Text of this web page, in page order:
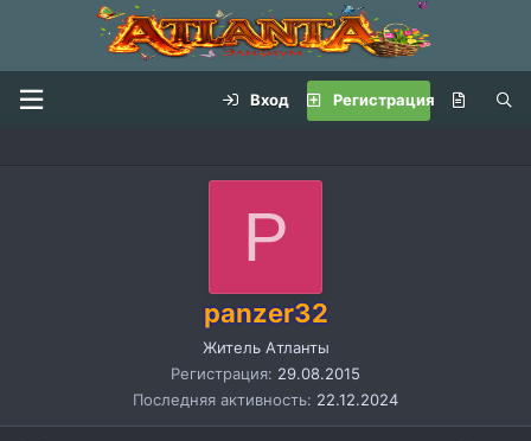
Вход Регистрация
P
panzer32
Житель Атланты
Регистрация 29.08.2015
Последняя активность 22.12.2024